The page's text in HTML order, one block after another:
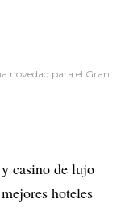
novedad para el Gran
casino de lujo
hoteles